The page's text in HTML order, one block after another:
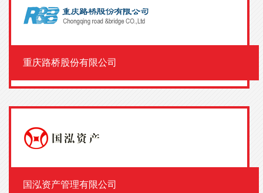
重庆路桥股份有限公司
国泓资产管理有限公司